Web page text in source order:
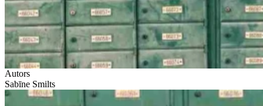
Autors
Sabīne Smilts